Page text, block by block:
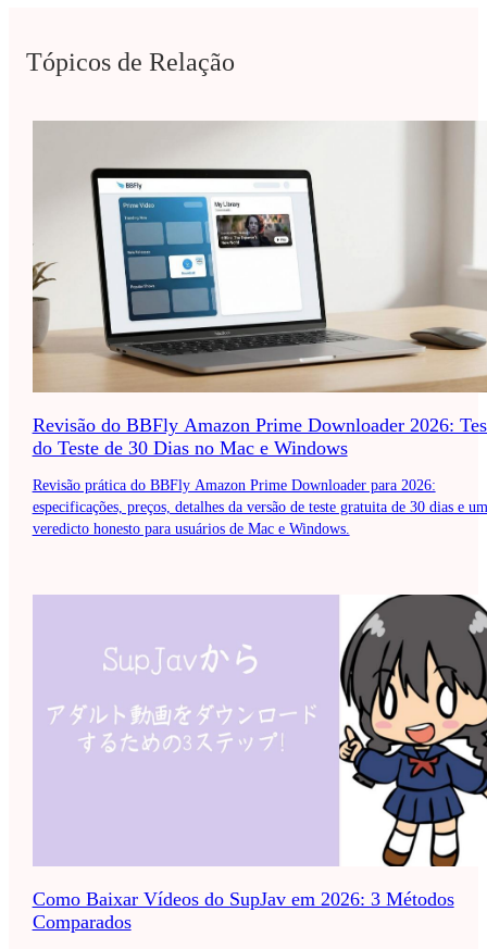
Tópicos de Relação
Revisão do BBFly Amazon Prime Downloader 2026:
do Teste de 30 Dias no Mac e Windows
Revisão prática do BBFly Amazon Prime Downloader para 2026:
especificações, preços, detalhes da versão de teste gratuita de 30 dias e um
veredicto honesto para usuários de Mac e Windows.
Como Baixar Vídeos do SupJav em 2026: 3 Métodos
Comparados